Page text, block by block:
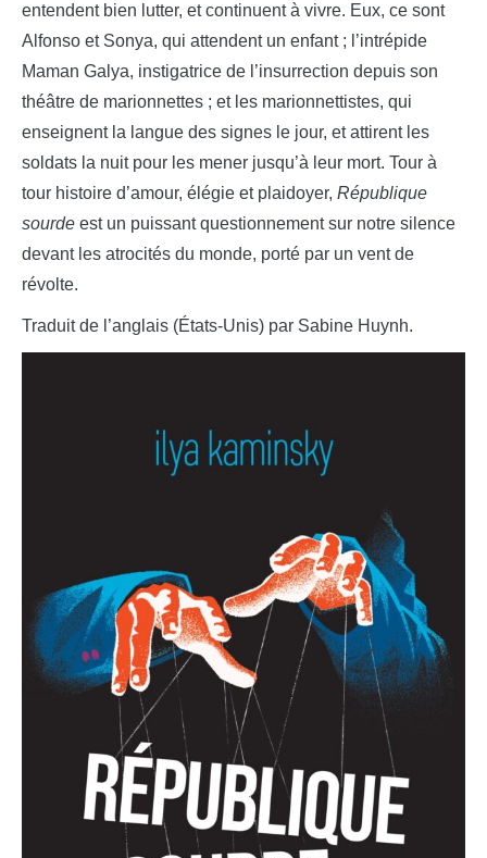
entendent bien lutter, et continuent à vivre. Eux, ce sont
Alfonso et Sonya, qui attendent un enfant ; l’intrépide
Maman Galya, instigatrice de l’insurrection depuis son
théâtre de marionnettes ; et les marionnettistes, qui
enseignent la langue des signes le jour, et attirent les
soldats la nuit pour les mener jusqu’à leur mort. Tour à
tour histoire d’amour, élégie et plaidoyer, République
sourde est un puissant questionnement sur notre silence
devant les atrocités du monde, porté par un vent de
révolte.
Traduit de l’anglais (États-Unis) par Sabine Huynh.